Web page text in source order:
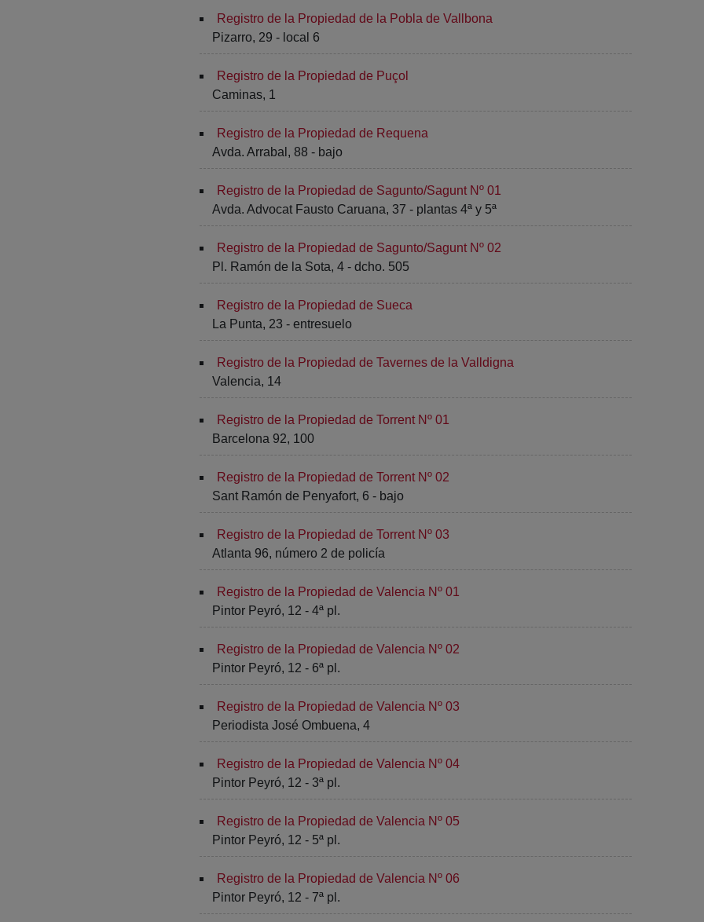
Registro de la Propiedad de la Pobla de Vallbona
Pizarro, 29 - local 6
Registro de la Propiedad de Puçol
Caminas, 1
Registro de la Propiedad de Requena
Avda. Arrabal, 88 - bajo
Registro de la Propiedad de Sagunto/Sagunt Nº 01
Avda. Advocat Fausto Caruana, 37 - plantas 4ª y 5ª
Registro de la Propiedad de Sagunto/Sagunt Nº 02
Pl. Ramón de la Sota, 4 - dcho. 505
Registro de la Propiedad de Sueca
La Punta, 23 - entresuelo
Registro de la Propiedad de Tavernes de la Valldigna
Valencia, 14
Registro de la Propiedad de Torrent Nº 01
Barcelona 92, 100
Registro de la Propiedad de Torrent Nº 02
Sant Ramón de Penyafort, 6 - bajo
Registro de la Propiedad de Torrent Nº 03
Atlanta 96, número 2 de policía
Registro de la Propiedad de Valencia Nº 01
Pintor Peyró, 12 - 4ª pl.
Registro de la Propiedad de Valencia Nº 02
Pintor Peyró, 12 - 6ª pl.
Registro de la Propiedad de Valencia Nº 03
Periodista José Ombuena, 4
Registro de la Propiedad de Valencia Nº 04
Pintor Peyró, 12 - 3ª pl.
Registro de la Propiedad de Valencia Nº 05
Pintor Peyró, 12 - 5ª pl.
Registro de la Propiedad de Valencia Nº 06
Pintor Peyró, 12 - 7ª pl.